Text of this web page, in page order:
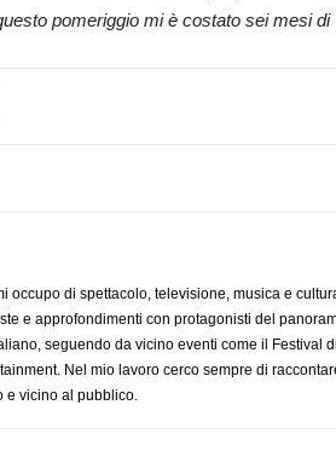
pomeriggio mi è costato sei mesi di
occupo di spettacolo, televisione, musica e
e approfondimenti con protagonisti del
seguendo da vicino eventi come il Festival di
Nel mio lavoro cerco sempre di
e vicino al pubblico.